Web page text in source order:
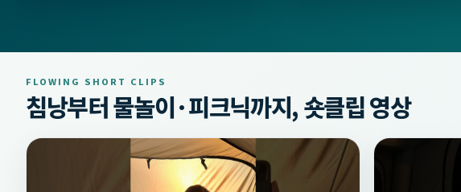
FLOWING SHORT CLIPS
침낭부터 물놀이·피크닉까지, 숏클립 영상